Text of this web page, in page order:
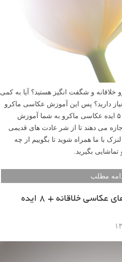
خلاقانه و شگفت انگیز هستید؟ آیا به کمی
دارید؟ پس این آموزش عکاسی ماکرو
برای شماست! در این مقاله، من ۵ ایده عکاسی ماکرو به شما آموزش
می دهند تا از شر عادت های قدیمی
با ما همراه شوید تا بگوییم از چه
بگیرید.
مطلب
آموزش رسیدن به ایده های عکاسی خلاقانه + ۸ ایده